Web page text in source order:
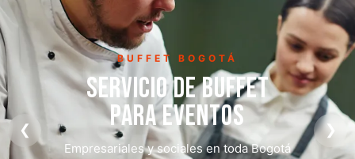
PARRILLADAS
PARRILLADAS
A DOMICILIO
Asado, choripán y carnes a la parrilla para tu evento
❮ ❯